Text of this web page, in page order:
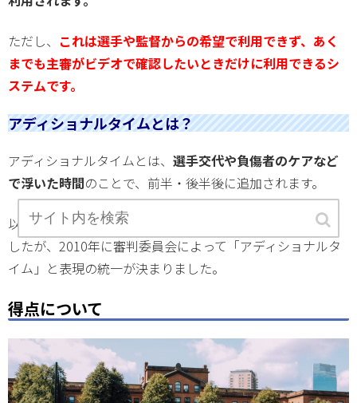
ただし、 これは選手や監督からの希望で利用できず、あく
までも主審がビデオで確認したいときだけに利用できるシ
ステムです。
アディショナルタイムとは？
アディショナルタイムとは、 選手交代や負傷者のケアなど
で浮いた時間のことで、前半・後半後に追加されます。
以前は、ロスタイム、空費された時間とさまざまな呼称で
したが、2010年に審判委員会によって「アディショナルタ
イム」と表現の統一が決まりました。
得点について